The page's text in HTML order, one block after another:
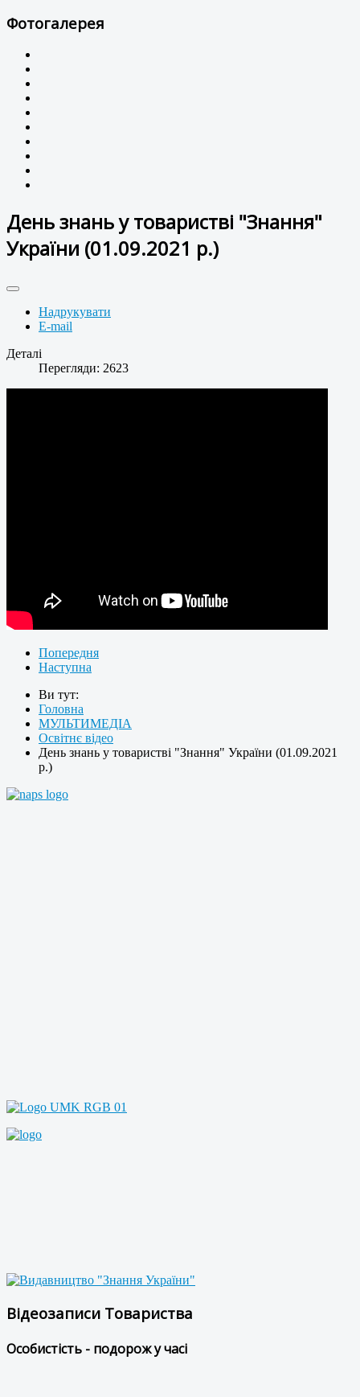
Фотогалерея
День знань у товаристві "Знання"
України (01.09.2021 р.)
Надрукувати
E-mail
Деталі
Перегляди: 2623
Попередня
Наступна
Ви тут:
Головна
МУЛЬТИМЕДІА
Освітнє відео
День знань у товаристві "Знання" України (01.09.2021
р.)
Відеозаписи Товариства
Особистість - подорож у часі